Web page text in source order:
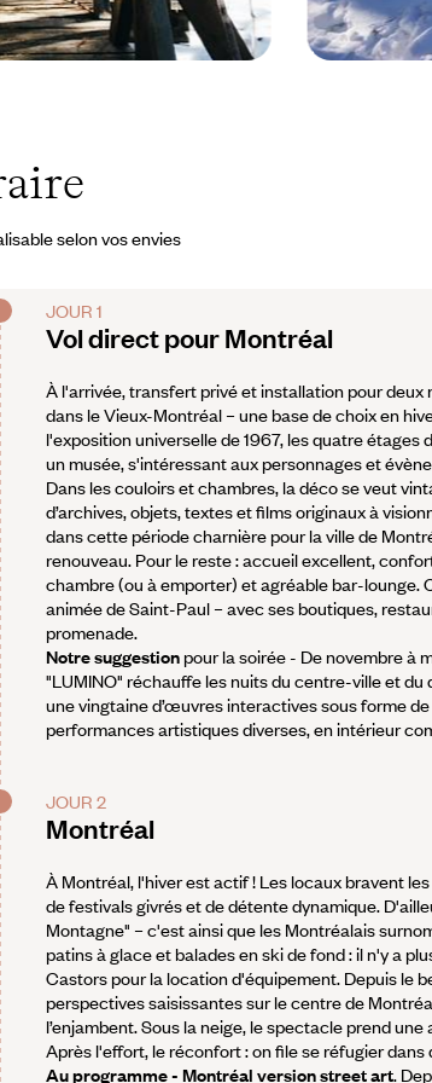
selon vos envies
JOUR 1
Vol direct pour Montréal
À l'arrivée, transfert privé et installation pour
dans le Vieux-Montréal – une base de choix en
l'exposition universelle de 1967, les quatre
un musée, s'intéressant aux personnages et
Dans les couloirs et chambres, la déco se veut
d’archives, objets, textes et films originaux à
dans cette période charnière pour la ville de
renouveau. Pour le reste : accueil excellent,
chambre (ou à emporter) et agréable bar-lounge.
animée de Saint-Paul – avec ses boutiques,
promenade.
Notre suggestionpour la soirée - De novembre à
"LUMINO" réchauffe les nuits du centre-ville et
une vingtaine d’œuvres interactives sous forme
performances artistiques diverses, en intérieur
JOUR 2
Montréal
À Montréal, l'hiver est actif ! Les locaux bravent
de festivals givrés et de détente dynamique.
Montagne" – c'est ainsi que les Montréalais
patins à glace et balades en ski de fond : il n'y a
Castors pour la location d'équipement. Depuis le
perspectives saisissantes sur le centre de
l’enjambent. Sous la neige, le spectacle prend
Après l'effort, le réconfort : on file se réfugier
Au programme - Montréal version street art.